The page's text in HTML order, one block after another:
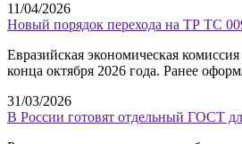
11/04/2026
Новый порядок перехода на ТР ТС
Евразийская экономическая
конца октября 2026 года. Ранее
31/03/2026
В России готовят отдельный ГОСТ